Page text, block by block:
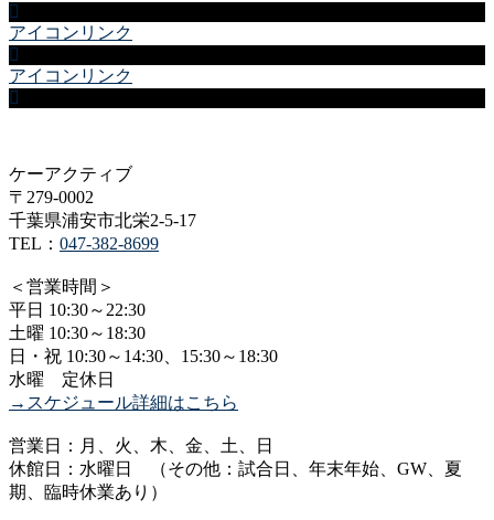
アイコンリンク
アイコンリンク
ケーアクティブ
〒279-0002
千葉県浦安市北栄2-5-17
TEL： 047-382-8699
＜営業時間＞
平日 10:30～22:30
土曜 10:30～18:30
日・祝 10:30～14:30、15:30～18:30
水曜 定休日
→スケジュール詳細はこちら
営業日：月、火、木、金、土、日
休館日：水曜日 （その他：試合日、年末年始、GW、夏
期、臨時休業あり）